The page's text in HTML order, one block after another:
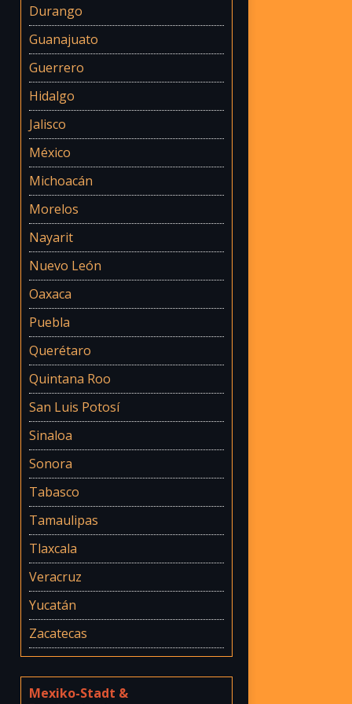
Durango
Guanajuato
Guerrero
Hidalgo
Jalisco
México
Michoacán
Morelos
Nayarit
Nuevo León
Oaxaca
Puebla
Querétaro
Quintana Roo
San Luis Potosí
Sinaloa
Sonora
Tabasco
Tamaulipas
Tlaxcala
Veracruz
Yucatán
Zacatecas
Mexiko-Stadt &